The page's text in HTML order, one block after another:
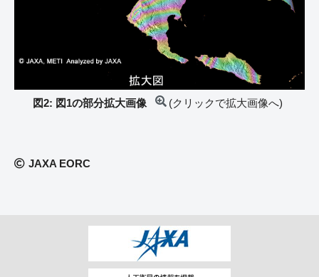
図2: 図1の部分拡大画像 (クリックで拡大画像へ)
JAXA EORC